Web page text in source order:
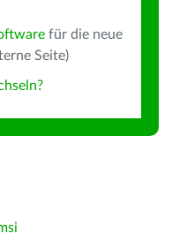
für die neue
Seite)